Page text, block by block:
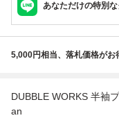
あなただけの特別
5,000円相当、落札価格がお
DUBBLE WORKS 半
an